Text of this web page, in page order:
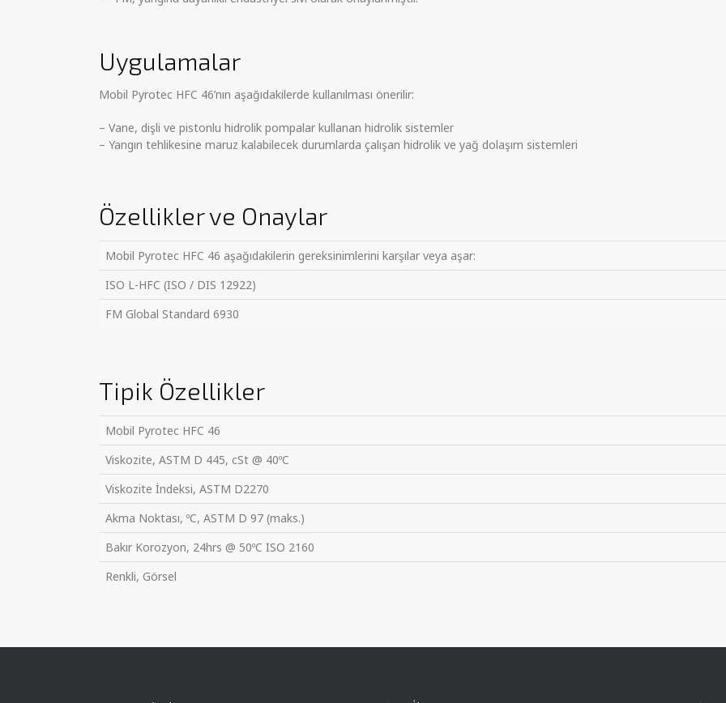
Uygulamalar
Mobil Pyrotec HFC 46’nın aşağıdakilerde kullanılması önerilir:
– Vane, dişli ve pistonlu hidrolik pompalar kullanan hidrolik sistemler
– Yangın tehlikesine maruz kalabilecek durumlarda çalışan hidrolik ve yağ dolaşım sistemleri
Özellikler ve Onaylar
Mobil Pyrotec HFC 46 aşağıdakilerin gereksinimlerini karşılar veya aşar:
ISO L-HFC (ISO / DIS 12922)
FM Global Standard 6930
Tipik Özellikler
Mobil Pyrotec HFC 46
Viskozite, ASTM D 445, cSt @ 40ºC
Viskozite İndeksi, ASTM D2270
Akma Noktası, ºC, ASTM D 97 (maks.)
Bakır Korozyon, 24hrs @ 50ºC ISO 2160
Renkli, Görsel